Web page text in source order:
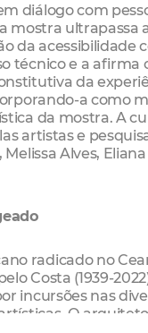
diálogo com
mostra ultrapassa
da acessibilidade
técnico e a afirma
da
a como
da mostra. A
artistas e
Melissa Alves,
radicado no
Costa (1939-
incursões nas
O